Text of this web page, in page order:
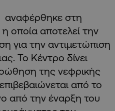
αναφέρθηκε στη
οποία αποτελεί την
για την αντιμετώπιση
Το Κέντρο δίνει
της νεφρικής
από το
από την έναρξη του